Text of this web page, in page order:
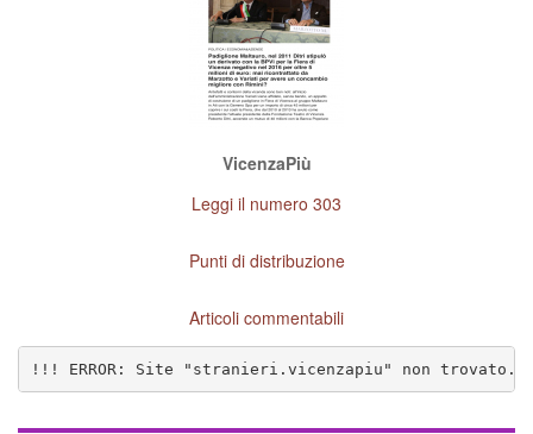
VicenzaPiù
Leggi il numero 303
Punti di distribuzione
Articoli commentabili
!!! ERROR: Site "stranieri.vicenzapiu" non trovato.